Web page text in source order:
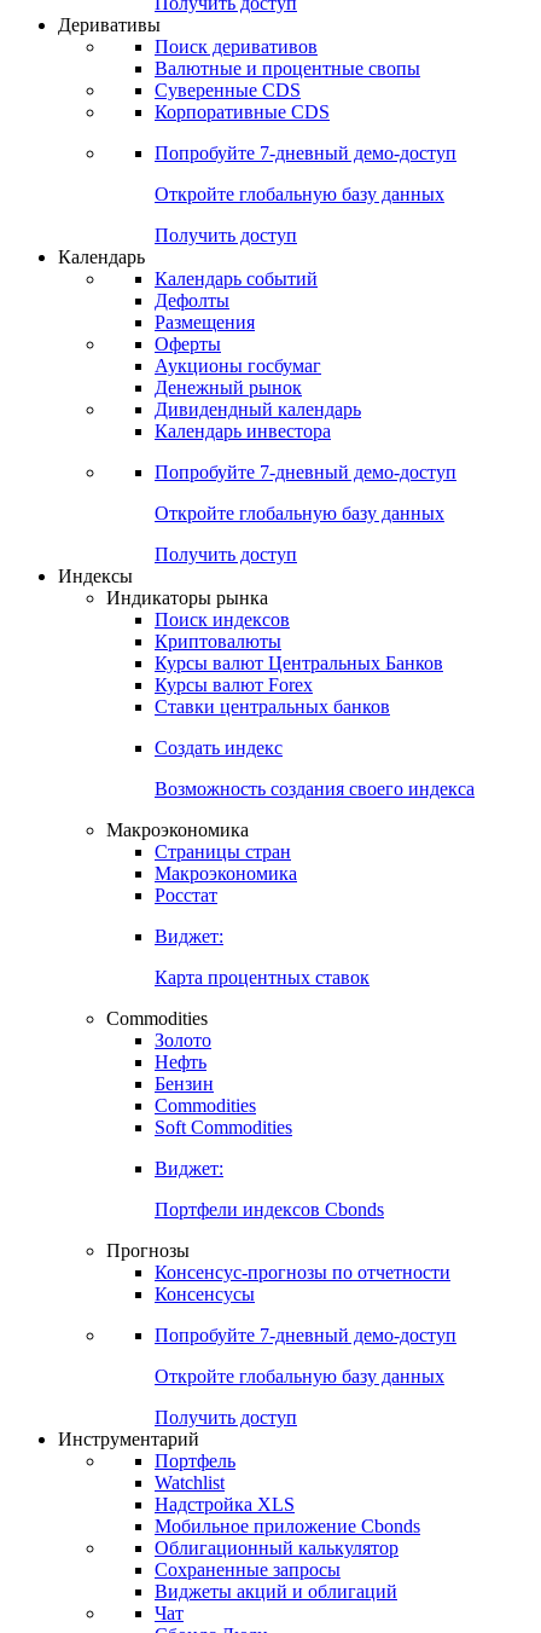
Откройте глобальную базу данных
Получить доступ
Деривативы
Валютные и процентные свопы
Корпоративные CDS
Попробуйте7-дневный
Откройте глобальную базу данных
Получить доступ
Календарь
Календарь событий
Дефолты
Размещения
Оферты
Денежный рынок
Календарь инвестора
Попробуйте7-дневный
Откройте глобальную базу данных
Получить доступ
Индикаторы рынка
Поиск индексов
Курсы валют Центральных Банков
Ставки центральных банков
Создать индекс
Возможность создания своего индекса
Страницы стран
Росстат
Виджет:
Карта процентных ставок
Commodities
Золото
Бензин
Soft Commodities
Виджет:
Портфели индексов Cbonds
Прогнозы
Консенсусы
Попробуйте7-дневный
Откройте глобальную базу данных
Получить доступ
Инструментарий
Портфель
Watchlist
Надстройка XLS
Мобильное приложение Cbonds